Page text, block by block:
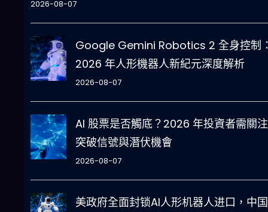
2026-08-07
Google Gemini Robotics 2 全身控制
2026 年人形機器人新紀元深度解析
2026-08-07
AI 股票是否觸底？2026 年投資者需關
突破信號與潛伏機會
2026-08-07
美政府全面封锁AI人形机器人进口，中国